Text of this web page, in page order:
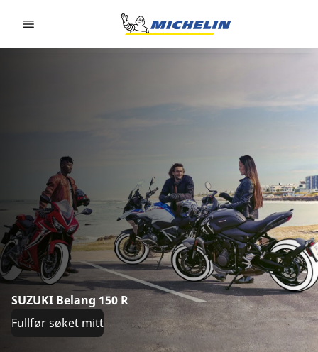
SUZUKI Belang 150 R
Fullfør søket mitt